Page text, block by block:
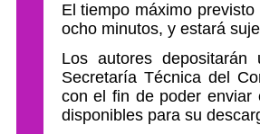
El tiempo máximo
ocho minutos, y estará
Los autores
Secretaría Técnica del
con el fin de poder
disponibles para su